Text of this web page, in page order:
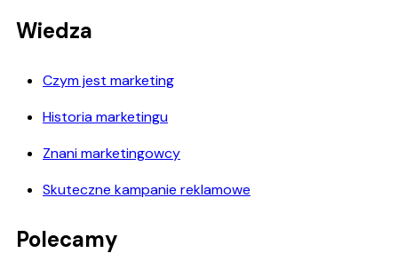
Wiedza
Czym jest marketing
Historia marketingu
Znani marketingowcy
Skuteczne kampanie reklamowe
Polecamy